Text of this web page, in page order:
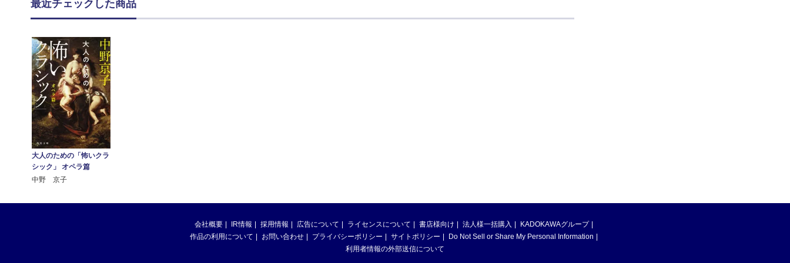
最近チェックした商品
大人のための「怖いクラ
シック」 オペラ篇
中野 京子
会社概要 IR情報 採用情報 広告について ライセンスについて 書店様向け 法人様一括購入
KADOKAWAグループ
作品の利用について
お問い合わせ プライバシーポリシー サイトポリシー
Do Not Sell or Share My Personal Information
利用者情報の外部送信について